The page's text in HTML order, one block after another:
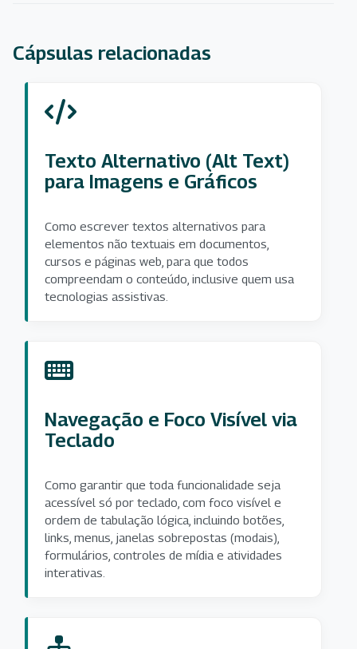
Cápsulas relacionadas
Texto Alternativo (Alt Text)
para Imagens e Gráficos
Como escrever textos alternativos para
elementos não textuais em documentos,
cursos e páginas web, para que todos
compreendam o conteúdo, inclusive quem usa
tecnologias assistivas.
Navegação e Foco Visível via
Teclado
Como garantir que toda funcionalidade seja
acessível só por teclado, com foco visível e
ordem de tabulação lógica, incluindo botões,
links, menus, janelas sobrepostas (modais),
formulários, controles de mídia e atividades
interativas.